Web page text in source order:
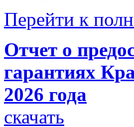
Перейти к
Отчет о
гарантиях
2026 года
скачать